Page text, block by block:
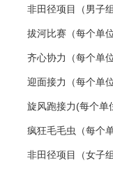
非田径项目（男子组
拔河比赛（每个单
齐心协力（每个单
迎面接力（每个单
旋风跑接力(每个单
疯狂毛毛虫（每个
非田径项目（女子组